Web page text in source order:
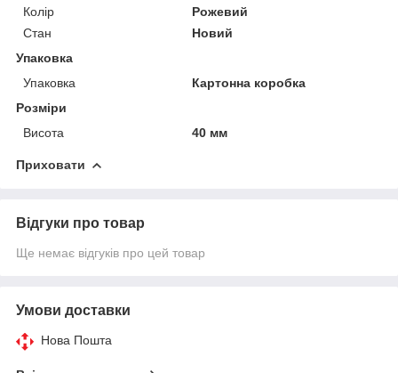
Колір
Рожевий
Стан
Новий
Упаковка
Упаковка
Картонна коробка
Розміри
Висота
40 мм
Приховати
Відгуки про товар
Ще немає відгуків про цей товар
Умови доставки
Нова Пошта